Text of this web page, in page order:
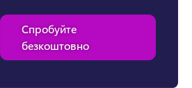
Спробуйте
безкоштовно